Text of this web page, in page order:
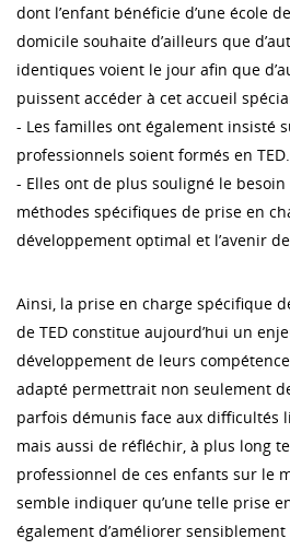
dont l’enfant bénéficie d’une école
domicile souhaite d’ailleurs que
identiques voient le jour afin que
puissent accéder à cet accueil
- Les familles ont également insisté
professionnels soient formés en TED.
- Elles ont de plus souligné le
méthodes spécifiques de prise en
développement optimal et l’avenir
Ainsi, la prise en charge spécifique
de TED constitue aujourd’hui un
développement de leurs
adapté permettrait non seulement
parfois démunis face aux difficultés
mais aussi de réfléchir, à plus long
professionnel de ces enfants sur le
semble indiquer qu’une telle prise
également d’améliorer